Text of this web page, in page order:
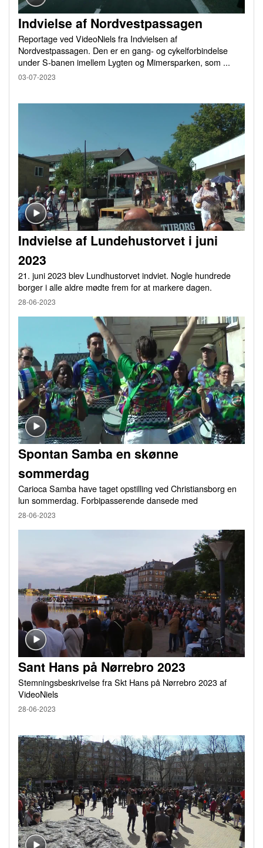
Indvielse af Nordvestpassagen
Reportage ved VideoNiels fra Indvielsen af
Nordvestpassagen. Den er en gang- og cykelforbindelse
under S-banen imellem Lygten og Mimersparken, som ...
03-07-2023
Indvielse af Lundehustorvet i juni
2023
21. juni 2023 blev Lundhustorvet indviet. Nogle hundrede
borger i alle aldre mødte frem for at markere dagen.
28-06-2023
Spontan Samba en skønne
sommerdag
Carioca Samba have taget opstilling ved Christiansborg en
lun sommerdag. Forbipasserende dansede med
28-06-2023
Sant Hans på Nørrebro 2023
Stemningsbeskrivelse fra Skt Hans på Nørrebro 2023 af
VideoNiels
28-06-2023